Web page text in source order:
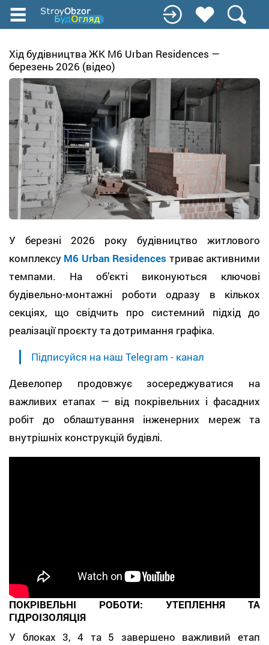
Перейти
до
вмісту
Хід будівництва ЖК M6 Urban Residences —
березень 2026 (відео)
У березні 2026 року будівництво житлового
комплексу M6 Urban Residences триває активними
темпами. На об’єкті виконуються ключові
будівельно-монтажні роботи одразу в кількох
секціях, що свідчить про системний підхід до
реалізації проєкту та дотримання графіка.
Підписуйся на наш Telegram - канал
Девелопер продовжує зосереджуватися на
важливих етапах — від покрівельних і фасадних
робіт до облаштування інженерних мереж та
внутрішніх конструкцій будівлі.
ПОКРІВЕЛЬНІ РОБОТИ: УТЕПЛЕННЯ ТА
ГІДРОІЗОЛЯЦІЯ
У блоках 3, 4 та 5 завершено важливий етап